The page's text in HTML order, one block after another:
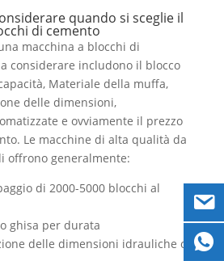
quando si sceglie il
di cemento
macchina a blocchi di
considerare includono il blocco
Materiale della muffa,
delle dimensioni,
e ovviamente il prezzo
Le macchine di alta qualità da
offrono generalmente:
di 2000-5000 blocchi al
ghisa per durata
delle dimensioni idrauliche o